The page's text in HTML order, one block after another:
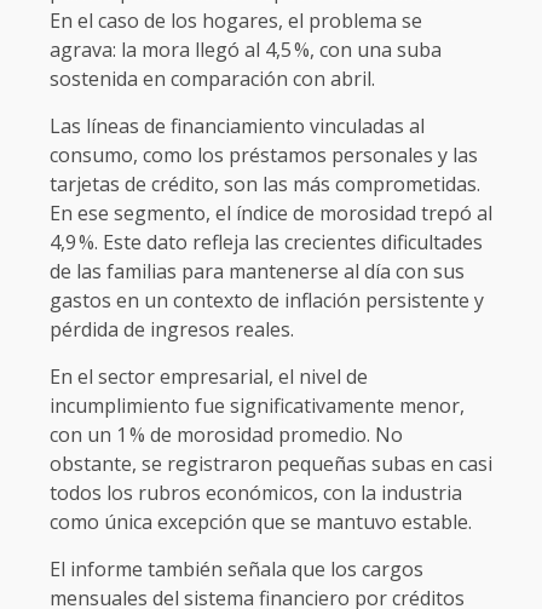
En el caso de los hogares, el problema se
agrava: la mora llegó al 4,5 %, con una suba
sostenida en comparación con abril.
Las líneas de financiamiento vinculadas al
consumo, como los préstamos personales y las
tarjetas de crédito, son las más comprometidas.
En ese segmento, el índice de morosidad trepó al
4,9 %. Este dato refleja las crecientes dificultades
de las familias para mantenerse al día con sus
gastos en un contexto de inflación persistente y
pérdida de ingresos reales.
En el sector empresarial, el nivel de
incumplimiento fue significativamente menor,
con un 1 % de morosidad promedio. No
obstante, se registraron pequeñas subas en casi
todos los rubros económicos, con la industria
como única excepción que se mantuvo estable.
El informe también señala que los cargos
mensuales del sistema financiero por créditos